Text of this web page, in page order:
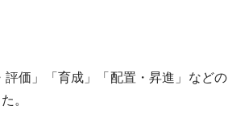
価」「育成」「配置・昇進」などの
。